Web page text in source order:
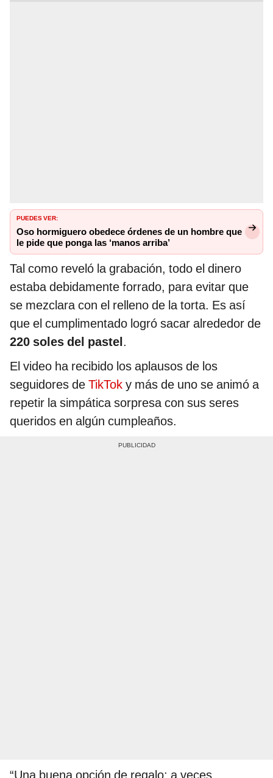
PUEDES VER:
Oso hormiguero obedece órdenes de un hombre que
le pide que ponga las ‘manos arriba’
Tal como reveló la grabación, todo el dinero
estaba debidamente forrado, para evitar que
se mezclara con el relleno de la torta. Es así
que el cumplimentado logró sacar alrededor de
220 soles del pastel.
El video ha recibido los aplausos de los
seguidores de TikTok y más de uno se animó a
repetir la simpática sorpresa con sus seres
queridos en algún cumpleaños.